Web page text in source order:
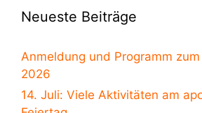
Neueste Beiträge
Anmeldung und Programm
2026
14. Juli: Viele Aktivitäten am